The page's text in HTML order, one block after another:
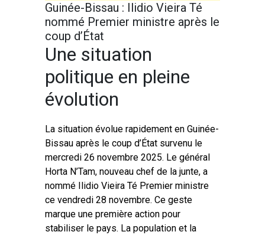
Guinée-Bissau : Ilidio Vieira Té
nommé Premier ministre après le
coup d’État
Une situation
politique en pleine
évolution
La situation évolue rapidement en Guinée-
Bissau après le coup d’État survenu le
mercredi 26 novembre 2025. Le général
Horta N’Tam, nouveau chef de la junte, a
nommé Ilidio Vieira Té Premier ministre
ce vendredi 28 novembre. Ce geste
marque une première action pour
stabiliser le pays. La population et la